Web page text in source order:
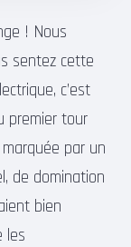
! Nous
sentez cette
c’est
premier tour
par un
de domination
bien
les